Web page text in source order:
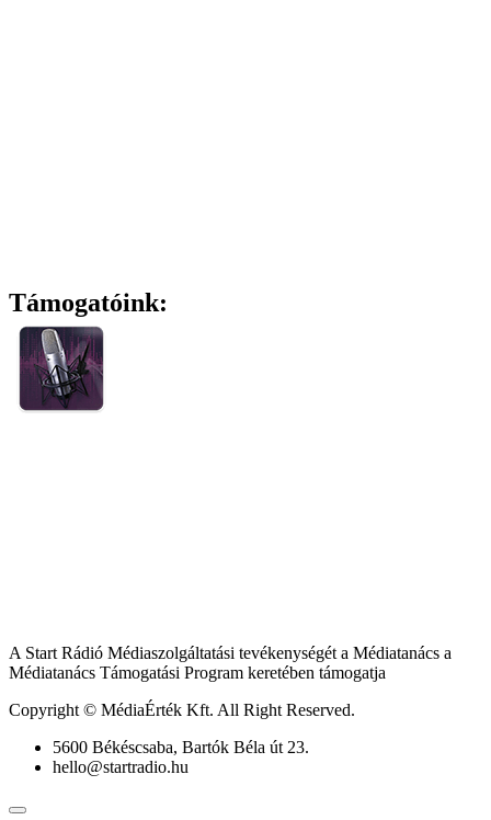
Támogatóink:
A Start Rádió Médiaszolgáltatási tevékenységét a Médiatanács a
Médiatanács Támogatási Program keretében támogatja
Copyright © MédiaÉrték Kft. All Right Reserved.
5600 Békéscsaba, Bartók Béla út 23.
hello@startradio.hu